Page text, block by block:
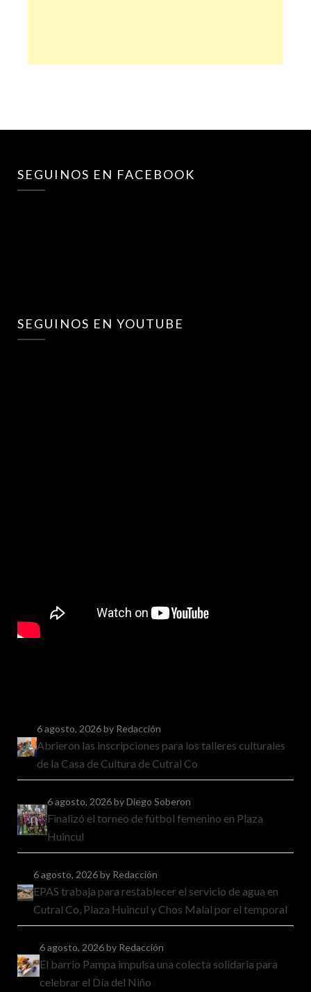
SEGUINOS EN FACEBOOK
SEGUINOS EN YOUTUBE
6 agosto, 2026by Redacción
Abrieron las inscripciones para los talleres culturales
de la Casa de Cultura de Cutral Co
6 agosto, 2026by Diego Soberon
Finalizó el torneo de fútbol femenino en Plaza
Huincul
6 agosto, 2026by Redacción
EPAS trabaja para restablecer el servicio de agua en
Cutral Co, Plaza Huincul y Chos Malal por el temporal
6 agosto, 2026by Redacción
El barrio Pampa impulsa una colecta solidaria para
celebrar el Día del Niño